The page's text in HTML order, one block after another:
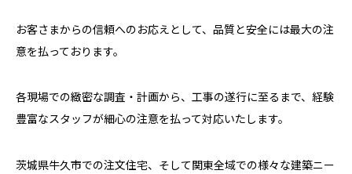
お客さまからの信頼へのお応えとして、品質と安全には最大の注
意を払っております。
各現場での緻密な調査・計画から、工事の遂行に至るまで、経験
豊富なスタッフが細心の注意を払って対応いたします。
茨城県牛久市での注文住宅、そして関東全域での様々な建築ニー